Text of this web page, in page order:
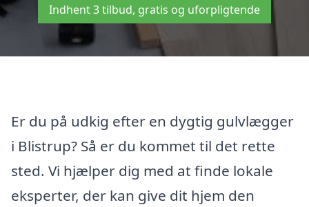
Indhent 3 tilbud, gratis og uforpligtende
Er du på udkig efter en dygtig gulvlægger
i Blistrup? Så er du kommet til det rette
sted. Vi hjælper dig med at finde lokale
eksperter, der kan give dit hjem den